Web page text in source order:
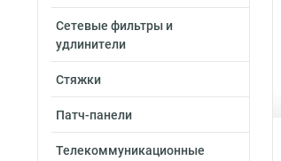
Сетевые фильтры и
удлинители
Стяжки
Патч-панели
Телекоммуникационные